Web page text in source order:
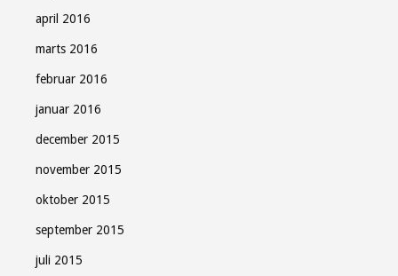
april 2016
marts 2016
februar 2016
januar 2016
december 2015
november 2015
oktober 2015
september 2015
juli 2015